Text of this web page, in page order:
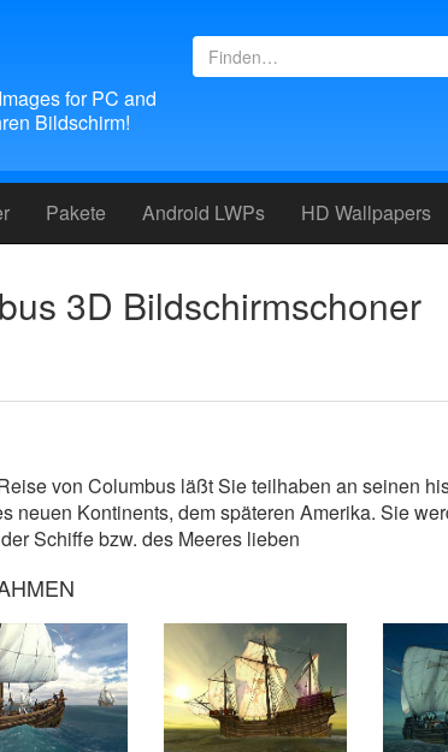
for PC and
Bildschirm!
Pakete Android LWPs HD Wallpapers
3D Bildschirmschoner
von Columbus läßt Sie teilhaben an seinen
neuen Kontinents, dem späteren Amerika. Sie
Schiffe bzw. des Meeres lieben